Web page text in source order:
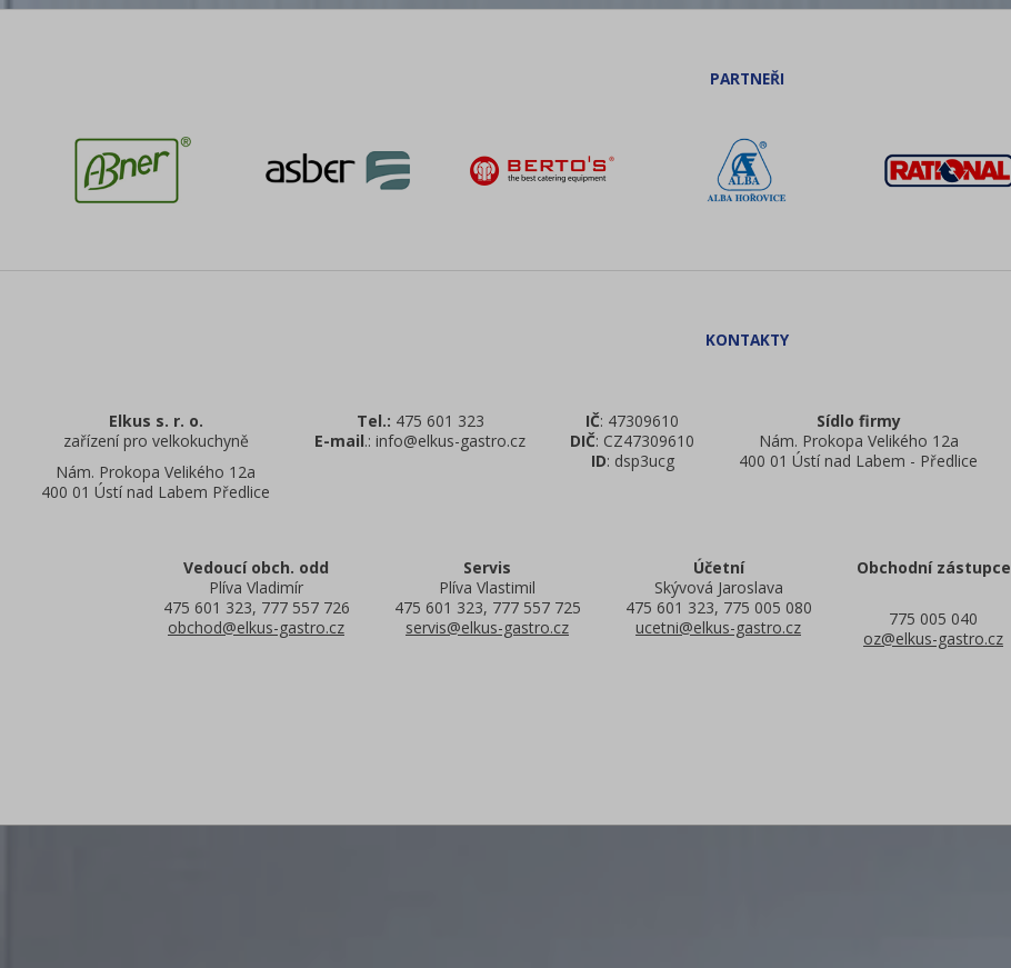
Elkus s. r. o.
zařízení pro velkokuchyně
Nám. Prokopa Velikého 12a
400 01 Ústí nad Labem Předlice
Tel.: 475 601 323
E-mail.: info@elkus-gastro.cz
IČ: 47309610
DIČ: CZ47309610
ID: dsp3ucg
Sídlo firmy
Nám. Prokopa Velikého 12a
400 01 Ústí nad Labem - Předlice
Vedoucí obch. odd
Plíva Vladimír
475 601 323, 777 557 726
obchod@elkus-gastro.cz
Servis
Plíva Vlastimil
475 601 323, 777 557 725
servis@elkus-gastro.cz
Účetní
Skývová Jaroslava
475 601 323, 775 005 080
ucetni@elkus-gastro.cz
Obchodní zástupce
775 005 040
oz@elkus-gastro.cz